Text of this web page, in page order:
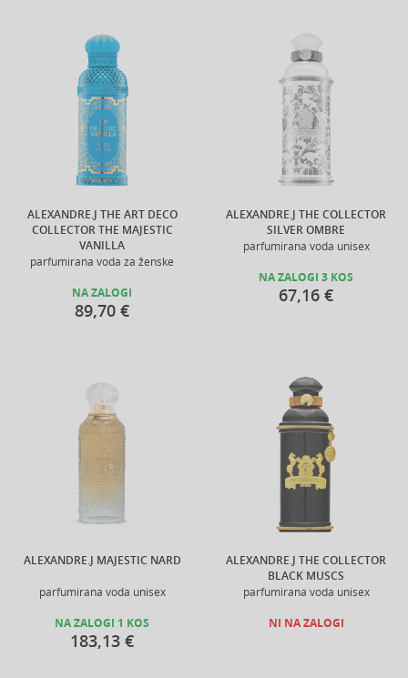
ALEXANDRE.J THE ART DECO
COLLECTOR THE MAJESTIC
VANILLA
parfumirana voda za ženske
NA ZALOGI
89,70 €
ALEXANDRE.J THE COLLECTOR
SILVER OMBRE
parfumirana voda unisex
NA ZALOGI 3 KOS
67,16 €
ALEXANDRE.J MAJESTIC NARD
parfumirana voda unisex
NA ZALOGI 1 KOS
183,13 €
ALEXANDRE.J THE COLLECTOR
BLACK MUSCS
parfumirana voda unisex
NI NA ZALOGI